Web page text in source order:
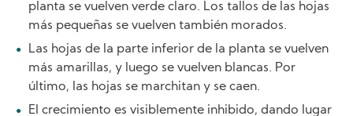
planta se vuelven verde claro. Los tallos de las hojas
más pequeñas se vuelven también morados.
Las hojas de la parte inferior de la planta se vuelven
más amarillas, y luego se vuelven blancas. Por
último, las hojas se marchitan y se caen.
El crecimiento es visiblemente inhibido, dando lugar